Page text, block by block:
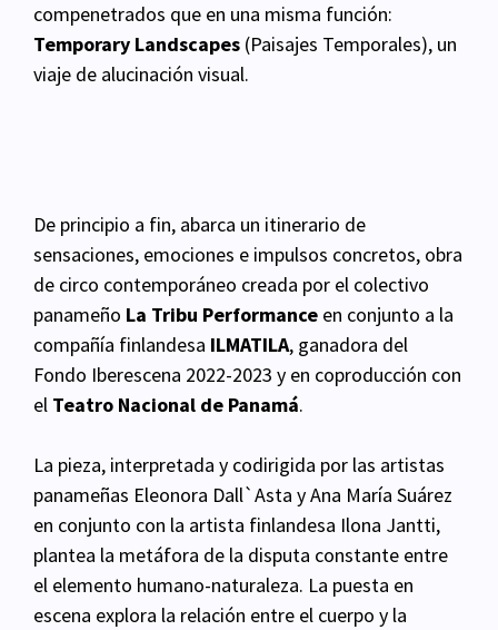
compenetrados que en una misma función:
Temporary Landscapes (Paisajes Temporales), un
viaje de alucinación visual.
De principio a fin, abarca un itinerario de
sensaciones, emociones e impulsos concretos, obra
de circo contemporáneo creada por el colectivo
panameño La Tribu Performance en conjunto a la
compañía finlandesa ILMATILA, ganadora del
Fondo Iberescena 2022-2023 y en coproducción con
el Teatro Nacional de Panamá.
La pieza, interpretada y codirigida por las artistas
panameñas Eleonora Dall`Asta y Ana María Suárez
en conjunto con la artista finlandesa Ilona Jantti,
plantea la metáfora de la disputa constante entre
el elemento humano-naturaleza. La puesta en
escena explora la relación entre el cuerpo y la